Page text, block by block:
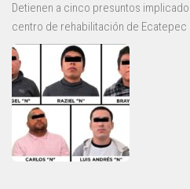
Detienen a cinco presuntos
centro de rehabilitación de Ecatepec